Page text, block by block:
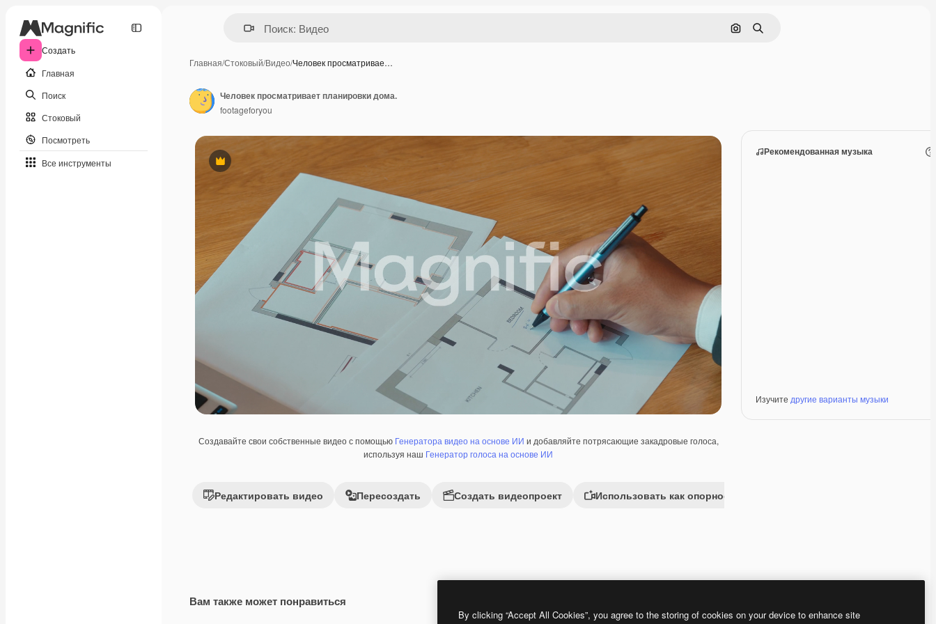
Создать
Главная
Поиск
Стоковый
Посмотреть
Все инструменты
Поиск по изображению
Поиск
Главная/Стоковый/Видео/Человек просматривае…
Премиум
Создавайте свои собственные видео с помощью Генератора видео на основе ИИ и добавляйте потрясающие закадровые голоса,
используя наш Генератор голоса на основе ИИ
Редактировать видео Пересоздать Создать видеопроект Использовать как опорное изображение
Рекомендованная музыка
Изучите другие варианты музыки
Человек просматривает планировки дома.
footageforyou
Вам также может понравиться
Premium
Premium Premium
Premium
By clicking “Accept All Cookies”, you agree to the storing of cookies on your device to enhance site